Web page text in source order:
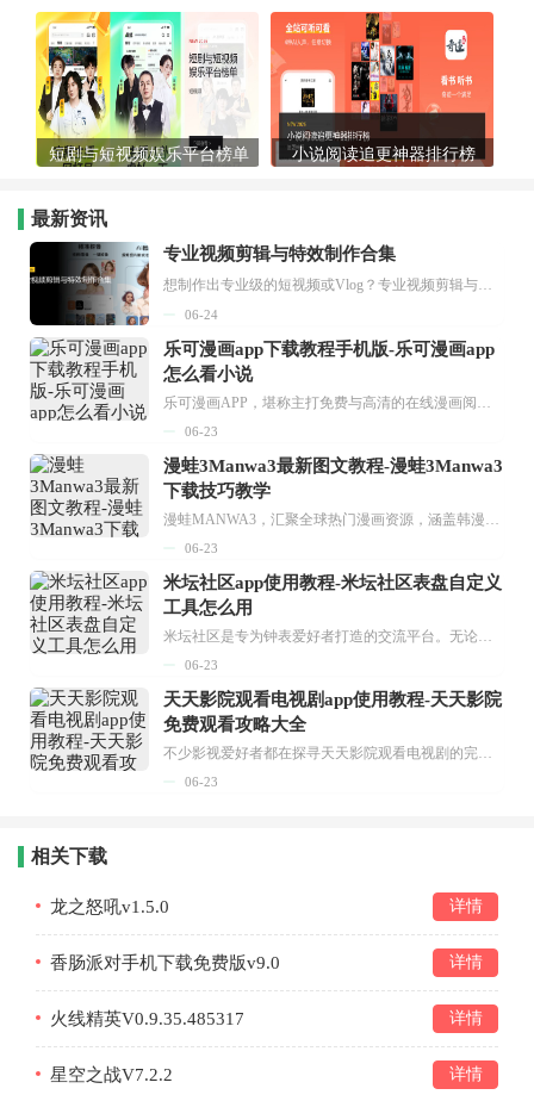
短剧与短视频娱乐平台榜单 小说阅读追更神器排行榜
最新资讯
专业视频剪辑与特效制作合集
06-24
乐可漫画app下载教程手机版-乐可漫画app
怎么看小说
乐可漫画APP，堪称主打免费与高清的在线漫画阅读神器。其官方版提供海量完整版漫画资源，无论是国内漫画，还是日漫、韩漫、台漫、美漫等国外漫画，应有尽有，随时供你阅读。只需轻点一下，便能直接进入阅读界面。不仅如此，乐可漫画最新版本更新速度极快，在这里，你总能抢先看到全网一手漫画章节内容！...
06-23
漫蛙3Manwa3最新图文教程-漫蛙3Manwa3
下载技巧教学
漫蛙MANWA3，汇聚全球热门漫画资源，涵盖韩漫、欧美漫画、国漫等多种类型，题材丰富多样，全方位满足用户阅读喜好。它不仅是阅读平台，更是创作平台，为广大用户打造零门槛创作环境。...
06-23
米坛社区app使用教程-米坛社区表盘自定义
工具怎么用
米坛社区是专为钟表爱好者打造的交流平台。无论你是初涉钟表领域的普通爱好者，还是拥有多年收藏经验的资深玩家，都能在此找到属于自己的天地。 无需注册，就能轻松参与其中。通过专业的讨论论坛与丰富的交互功能，你可与世界各地的钟表爱好者畅快交流。若你钟情于钟表，米坛社区无疑是值得一试的理想之选。在这里，你能获取最新的手表资讯，交流见解，提升鉴赏品味，让每一块手表都成为收藏故事中重要的一部分。感兴趣的朋友，不要错过下载机会。...
06-23
天天影院观看电视剧app使用教程-天天影院
免费观看攻略大全
不少影视爱好者都在探寻天天影院观看电视剧的完整方法，结合最新平台使用规则，本篇新手入门攻略全面讲解观看渠道、检索流程、播放设置以及画面模式调整等实用内容。全文适配手机、电脑等主流设备，步骤简洁易懂，无论是初次使用的新手，还是想要优化观影体验的用户，都能参照内容快速上手，熟练掌握平台各项操作技巧，轻松畅享影视内容。...
06-23
相关下载
龙之怒吼v1.5.0 详情
香肠派对手机下载免费版v9.0 详情
火线精英V0.9.35.485317 详情
星空之战V7.2.2 详情